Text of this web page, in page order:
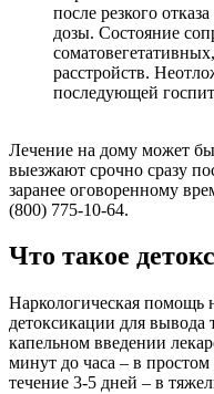
после резкого
дозы. Состояние
расстройств.
последующей
Лечение на дому может
выезжают срочно сразу
заранее оговоренному
(800) 775-10-64.
Что такое
Наркологическая помощь
детоксикации для вывода
капельном введении
минут до часа – в простом
течение 3-5 дней – в